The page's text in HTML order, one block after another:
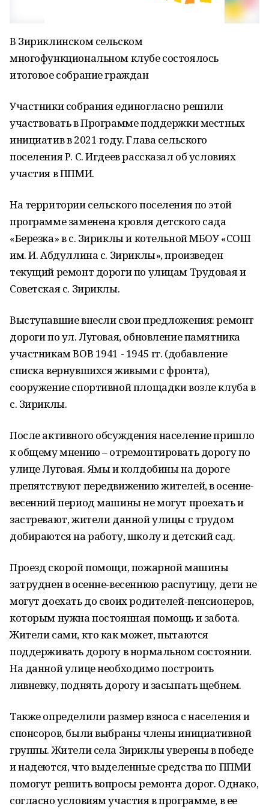
В Зириклинском сельском
многофункциональном клубе состоялось
итоговое собрание граждан
Участники собрания единогласно решили
участвовать в Программе поддержки местных
инициатив в 2021 году. Глава сельского
поселения Р. С. Игдеев рассказал об условиях
участия в ППМИ.
На территории сельского поселения по этой
программе заменена кровля детского сада
«Березка» в с. Зириклы и котельной МБОУ «СОШ
им. И. Абдуллина с. Зириклы», произведен
текущий ремонт дороги по улицам Трудовая и
Советская с. Зириклы.
Выступавшие внесли свои предложения: ремонт
дороги по ул. Луговая, обновление памятника
участникам ВОВ 1941 - 1945 гг. (добавление
списка вернувшихся живыми с фронта),
сооружение спортивной площадки возле клуба в
с. Зириклы.
После активного обсуждения население пришло
к общему мнению – отремонтировать дорогу по
улице Луговая. Ямы и колдобины на дороге
препятствуют передвижению жителей, в осенне-
весенний период машины не могут проехать и
застревают, жители данной улицы с трудом
добираются на работу, школу и детский сад.
Проезд скорой помощи, пожарной машины
затруднен в осенне-весеннюю распутицу, дети не
могут доехать до своих родителей-пенсионеров,
которым нужна постоянная помощь и забота.
Жители сами, кто как может, пытаются
поддерживать дорогу в нормальном состоянии.
На данной улице необходимо построить
ливневку, поднять дорогу и засыпать щебнем.
Также определили размер взноса с населения и
спонсоров, были выбраны члены инициативной
группы. Жители села Зириклы уверены в победе
и надеются, что выделенные средства по ППМИ
помогут решить вопросы ремонта дорог. Однако,
согласно условиям участия в программе, в ее